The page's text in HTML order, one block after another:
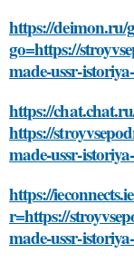
https://deimon.ru/
go=https://
made-ussr-
https://
https://
made-ussr-
https://
r=https://
made-ussr-